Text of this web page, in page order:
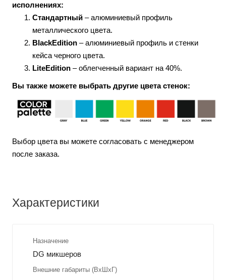
исполнениях:
Стандартный – алюминиевый профиль
металлического цвета.
BlackEdition – алюминиевый профиль и стенки
кейса черного цвета.
LiteEdition – облегченный вариант на 40%.
Вы также можете выбрать другие цвета стенок:
Выбор цвета вы можете согласовать с менеджером
после заказа.
Характеристики
Назначение
DG микшеров
Внешние габариты (ВхШхГ)